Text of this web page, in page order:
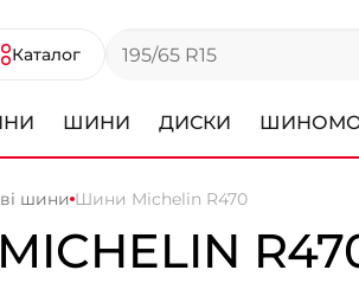
Каталог
ШИНИ ДИСКИ
шини Шини Michelin R470